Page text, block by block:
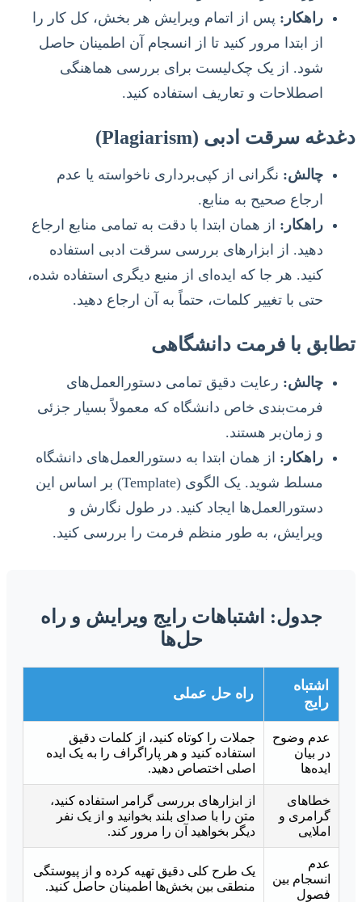
راهکار: پس از اتمام ویرایش هر بخش، کل کار را
از ابتدا مرور کنید تا از انسجام آن اطمینان حاصل
شود. از یک چک‌لیست برای بررسی هماهنگی
اصطلاحات و تعاریف استفاده کنید.
دغدغه سرقت ادبی (Plagiarism)
چالش: نگرانی از کپی‌برداری ناخواسته یا عدم
ارجاع صحیح به منابع.
راهکار: از همان ابتدا با دقت به تمامی منابع ارجاع
دهید. از ابزارهای بررسی سرقت ادبی استفاده
کنید. هر جا که ایده‌ای از منبع دیگری استفاده شده،
حتی با تغییر کلمات، حتماً به آن ارجاع دهید.
تطابق با فرمت دانشگاهی
چالش: رعایت دقیق تمامی دستورالعمل‌های
فرمت‌بندی خاص دانشگاه که معمولاً بسیار جزئی
و زمان‌بر هستند.
راهکار: از همان ابتدا به دستورالعمل‌های دانشگاه
مسلط شوید. یک الگوی (Template) بر اساس این
دستورالعمل‌ها ایجاد کنید. در طول نگارش و
ویرایش، به طور منظم فرمت را بررسی کنید.
جدول: اشتباهات رایج ویرایش و راه
حل‌ها
اشتباه
رایج
راه حل عملی
عدم وضوح
در بیان
ایده‌ها
جملات را کوتاه کنید، از کلمات دقیق
استفاده کنید و هر پاراگراف را به یک ایده
اصلی اختصاص دهید.
خطاهای
گرامری و
املایی
از ابزارهای بررسی گرامر استفاده کنید،
متن را با صدای بلند بخوانید و از یک نفر
دیگر بخواهید آن را مرور کند.
عدم
انسجام بین
فصول
یک طرح کلی دقیق تهیه کرده و از پیوستگی
منطقی بین بخش‌ها اطمینان حاصل کنید.